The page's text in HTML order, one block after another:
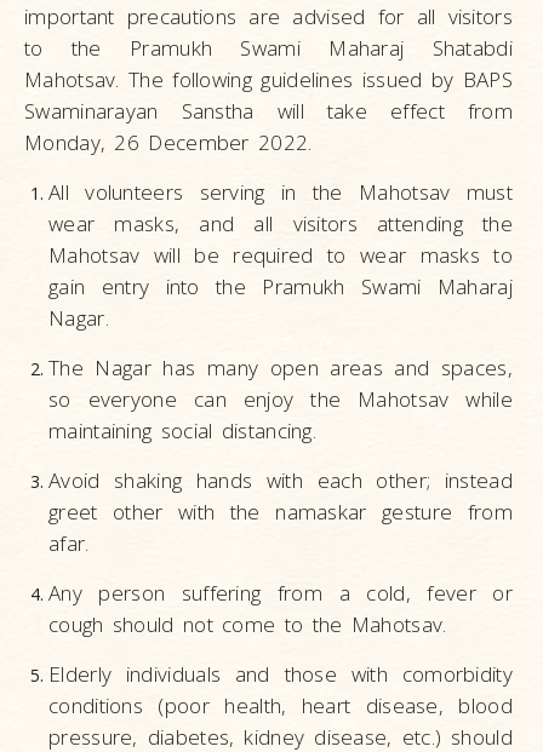
important precautions are advised for all visitors
to the Pramukh Swami Maharaj Shatabdi
Mahotsav. The following guidelines issued by BAPS
Swaminarayan Sanstha will take effect from
Monday, 26 December 2022.
All volunteers serving in the Mahotsav must
wear masks, and all visitors attending the
Mahotsav will be required to wear masks to
gain entry into the Pramukh Swami Maharaj
Nagar.
The Nagar has many open areas and spaces,
so everyone can enjoy the Mahotsav while
maintaining social distancing.
Avoid shaking hands with each other; instead
greet other with the namaskar gesture from
afar.
Any person suffering from a cold, fever or
cough should not come to the Mahotsav.
Elderly individuals and those with comorbidity
conditions (poor health, heart disease, blood
pressure, diabetes, kidney disease, etc.) should